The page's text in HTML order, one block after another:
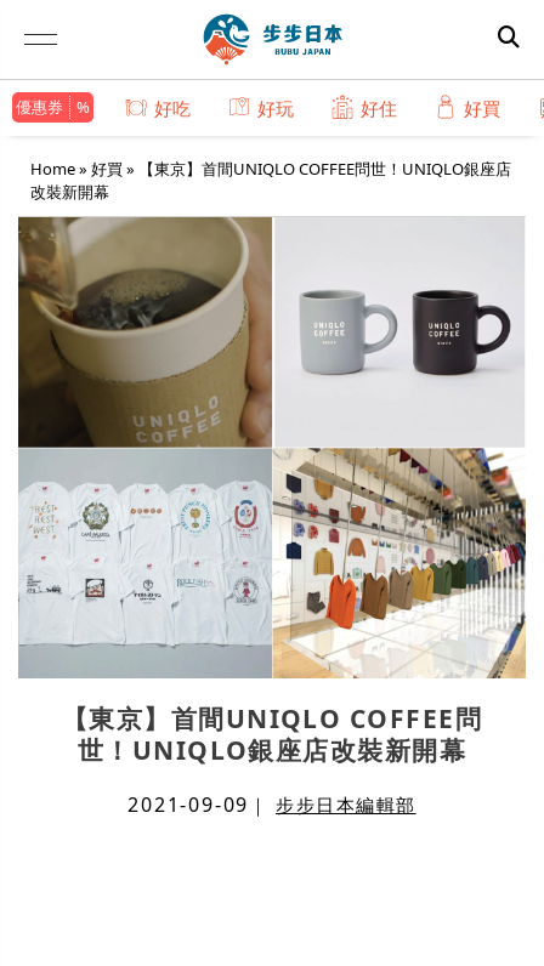
優惠券 好吃 好玩 好住 好買
Home» 好買 » 【東京】首間UNIQLO COFFEE問世！UNIQLO銀座店
改裝新開幕
【東京】首間UNIQLO COFFEE問
世！UNIQLO銀座店改裝新開幕
2021-09-09 ｜步步日本編輯部